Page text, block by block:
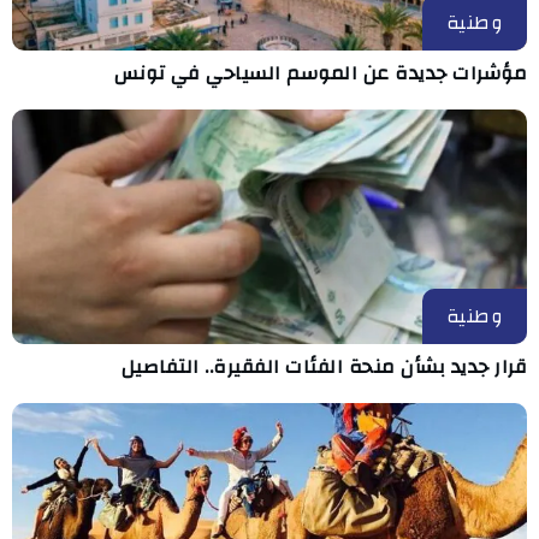
وطنية
مؤشرات جديدة عن الموسم السياحي في تونس
وطنية
قرار جديد بشأن منحة الفئات الفقيرة.. التفاصيل